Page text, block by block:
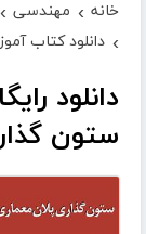
خانه › مهندسی ›
› دانلود کتاب
ستون